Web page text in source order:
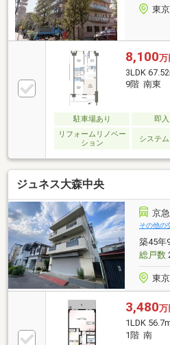
東
8,100万
3LDK
9階 南東
駐車場あり 即
リフォームリノベー
ション
システ
ジュネス大森中央
京
その他の
築45年
総戸数
東
3,480万
1LDK
1階 南